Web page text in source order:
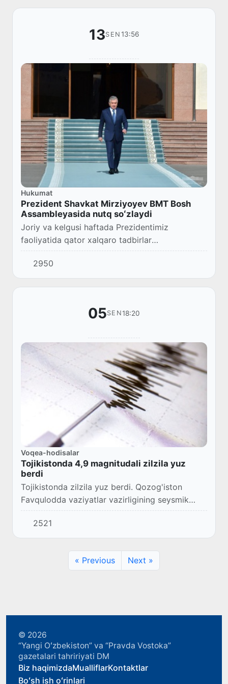
13SEN 13:56
Hukumat
Prezident Shavkat Mirziyoyev BMT Bosh
Assambleyasida nutq soʻzlaydi
Joriy va kelgusi haftada Prezidentimiz
faoliyatida qator xalqaro tadbirlar
rejalashtirilgan.
2950
05SEN18:20
Voqea-hodisalar
Tojikistonda 4,9 magnitudali zilzila yuz
berdi
Tojikistonda zilzila yuz berdi. Qozog'iston
Favqulodda vaziyatlar vazirligining seysmik
stantsiyalar tarmog'iga ko'ra, uning magnitudasi
4,9 ballni tashkil qilgan.
2521
« Previous Next »
© 2026
“Yangi Oʻzbekiston” va “Pravda Vostoka”
gazetalari tahririyati DM
Biz haqimizdaMualliflarKontaktlar
Boʻsh ish oʻrinlari